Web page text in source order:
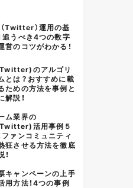
（Twitter）運用の基
追うべき4つの数字
営のコツがわかる！
のアルゴリ
とは？おすすめに載
ための方法を事例と
解説！
ム業界の
活用事例５
ファンコミュニティ
狂させる方法を徹底
！
キャンペーンの上手
用方法！4つの事例